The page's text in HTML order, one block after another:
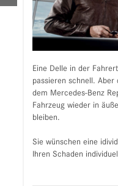
Eine Delle in der
passieren schnell.
dem Mercedes-Benz
Fahrzeug wieder in
bleiben.
Sie wünschen eine
Ihren Schaden